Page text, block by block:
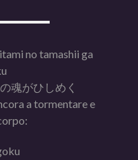
no tamashii ga
魂がひしめく
a tormentare e